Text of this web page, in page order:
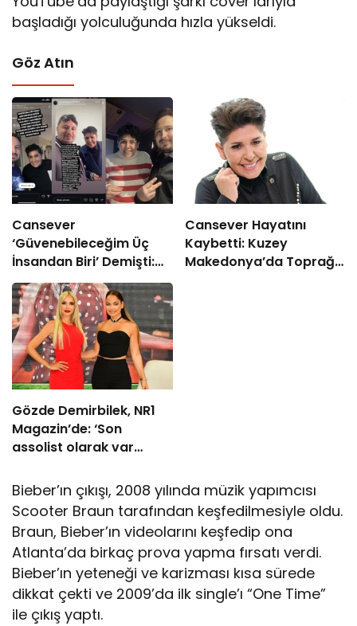
başladığı yolculuğunda hızla yükseldi.
Göz Atın
Cansever
‘Güvenebileceğim Üç
İnsandan Biri’ Demişti:
Mahmut Görgen’den
Cansever’e Duygusal
Veda
Cansever Hayatını
Kaybetti: Kuzey
Makedonya’da Toprağa
Gözde Demirbilek, NR1
Magazin’de: ‘Son
assolist olarak var
Bieber’ın çıkışı, 2008 yılında müzik yapımcısı
Scooter Braun tarafından keşfedilmesiyle oldu.
Braun, Bieber’ın videolarını keşfedip ona
Atlanta’da birkaç prova yapma fırsatı verdi.
Bieber’ın yeteneği ve karizması kısa sürede
dikkat çekti ve 2009’da ilk single’ı “One Time”
ile çıkış yaptı.